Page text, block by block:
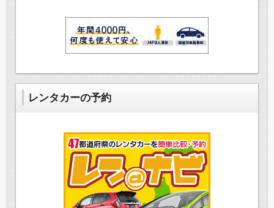
レンタカーの予約